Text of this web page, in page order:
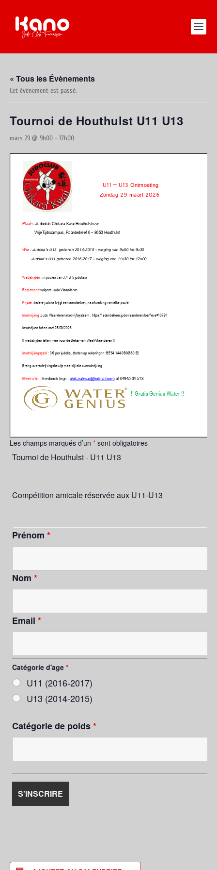
« Tous les Évènements
Cet évènement est passé.
Tournoi de Houthulst U11 U13
mars 29 @ 9h00 - 17h00
Les champs marqués d’un * sont obligatoires
Tournoi de Houthulst - U11 U13
Compétition amicale réservée aux U11-U13
Prénom *
Nom *
Email *
Catégorie d'age *
U11 (2016-2017)
U13 (2014-2015)
Catégorie de poids*